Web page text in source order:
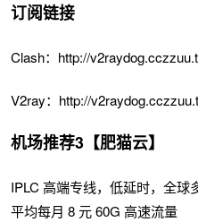
订阅链接
Clash：http://
V2ray：http://
机场推荐3【肥猫云】
IPLC 高端专线，低延时，全球
平均每月 8 元 60G 高速流量